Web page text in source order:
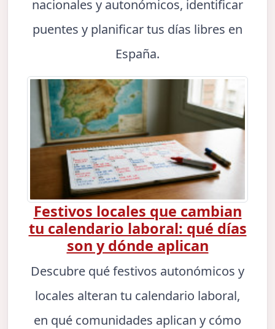
nacionales y autonómicos, identificar
puentes y planificar tus días libres en
España.
Festivos locales que cambian
tu calendario laboral: qué días
son y dónde aplican
Descubre qué festivos autonómicos y
locales alteran tu calendario laboral,
en qué comunidades aplican y cómo